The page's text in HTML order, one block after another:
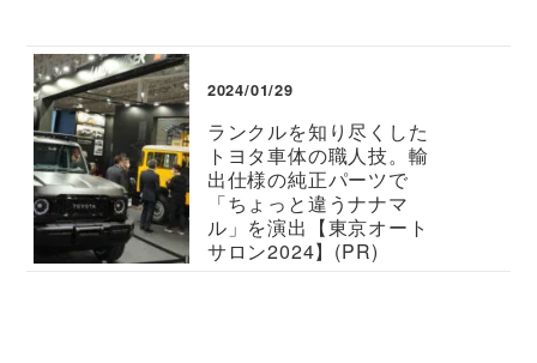
2024/01/29
ランクルを知り尽くした
トヨタ車体の職人技。輸
出仕様の純正パーツで
「ちょっと違うナナマ
ル」を演出【東京オート
サロン2024】(PR)